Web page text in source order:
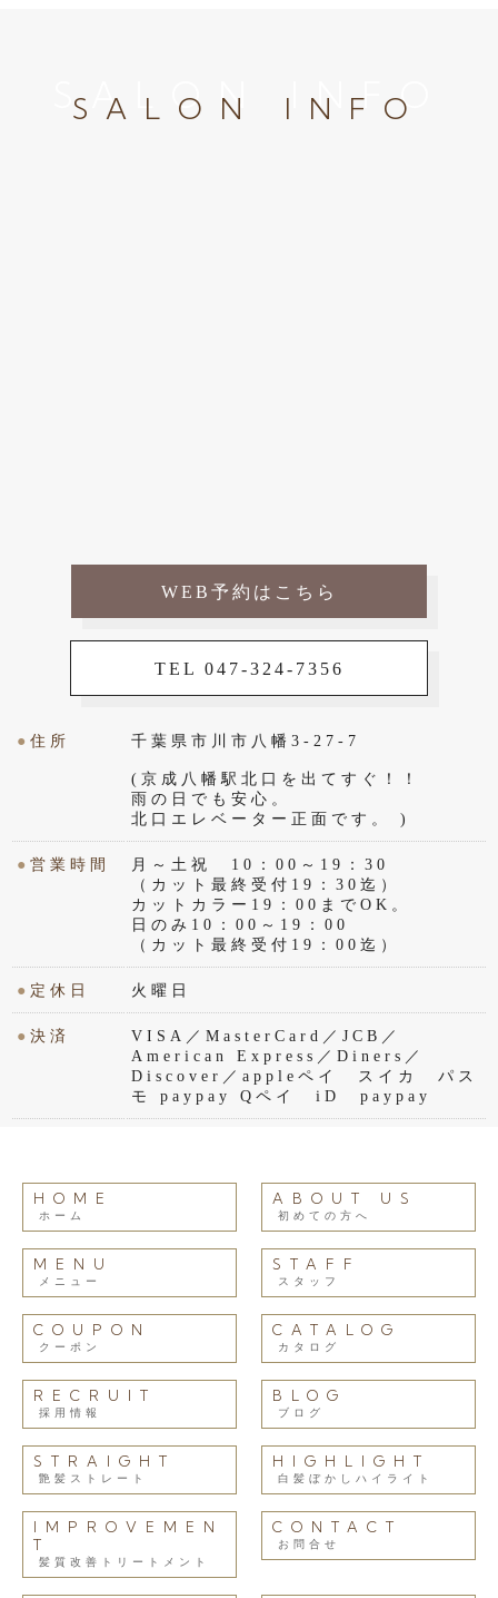
SALON INFO
SALON INFO
WEB予約はこちら
TEL 047-324-7356
●住所 千葉県市川市八幡3-27-7
(京成八幡駅北口を出てすぐ！！
雨の日でも安心。
北口エレベーター正面です。 )
●営業時間
月～土祝 10：00～19：30
（カット最終受付19：30迄）
カットカラー19：00までOK。
日のみ10：00～19：00
（カット最終受付19：00迄）
● 定休日 火曜日
●決済
VISA／MasterCard／JCB／
American Express／Diners／
Discover／appleペイ スイカ パス
モ paypay Qペイ iD paypay
HOME
ホーム
ABOUT US
初めての方へ
MENU
メニュー
STAFF
スタッフ
COUPON
クーポン
CATALOG
カタログ
RECRUIT
採用情報
BLOG
ブログ
STRAIGHT
艶髪ストレート
HIGHLIGHT
白髪ぼかしハイライト
IMPROVEMEN
T
髪質改善トリートメント
CONTACT
お問合せ